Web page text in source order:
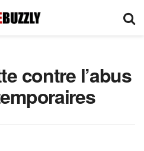
contre l’abus